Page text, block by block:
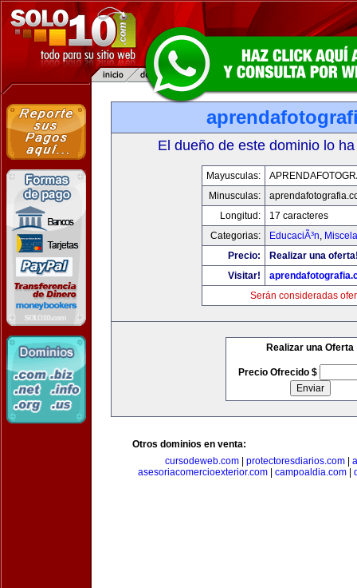
El dueño de este dominio lo
Mayusculas:
Minusculas:
Longitud:
17 caracteres
Categorias:
EducaciÃ³n,
Precio:
Realizar una
Visitar!
Serán consideradas
Realizar una Oferta
Precio Ofrecido $
Otros dominios en venta:
cursodeweb.com
protectoresdiarios.com
asesoriacomercioexterior.com
campoaldia.com